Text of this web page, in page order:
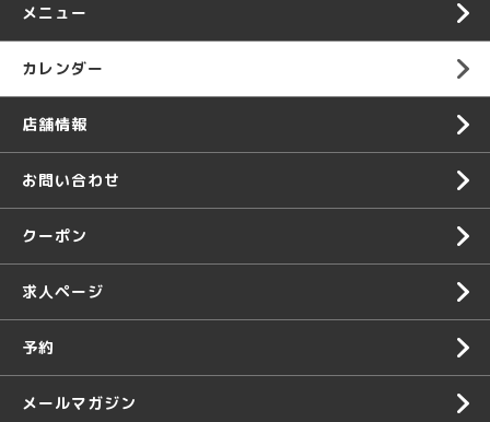
メニュー
カレンダー
店舗情報
お問い合わせ
クーポン
求人ページ
予約
メールマガジン